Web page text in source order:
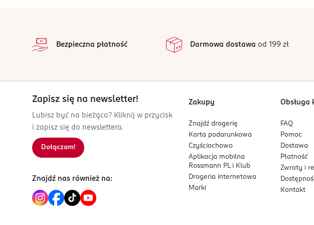
dostania się do oczu natychmiast przemyć letnią wodą. Do użytku
15-136
Białystok
marlena@4szpaki.pl
728303202
PL-Polska
5 906660 352846
Bezpieczna płatność Darmowa dostawa od 199 zł
Zapisz się na newsletter!
Lubisz być na bieżąco? Kliknij w przycisk
i zapisz się do newslettera.
Dołączam!
Znajdź nas również na:
Zakupy
Znajdź drogerię
Karta podarunkowa
Czyściochowo
Aplikacja mobilna
Rossmann PL i Klub
Drogeria internetowa
Marki
Obsługa
FAQ
Pomoc
Dostawa
Płatność
Zwroty i
Kontakt